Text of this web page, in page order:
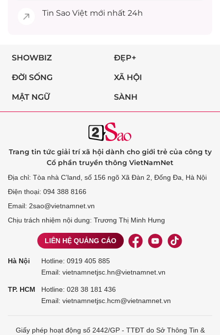
Tin Sao Việt mới nhất 24h
SHOWBIZ ĐẸP+
ĐỜI SỐNG XÃ HỘI
MẬT NGỮ SÀNH
Trang tin tức giải trí xã hội dành cho giới trẻ của công ty
Cổ phần truyền thông VietNamNet
Địa chỉ: Tòa nhà C’land, số 156 ngõ Xã Đàn 2, Đống Đa, Hà Nội
Điện thoại: 094 388 8166
Email: 2sao@vietnamnet.vn
Chịu trách nhiệm nội dung: Trương Thị Minh Hưng
LIÊN HỆ QUẢNG CÁO
Hà Nội Hotline: 0919 405 885
Email: vietnamnetjsc.hn@vietnamnet.vn
TP. HCM Hotline: 028 38 181 436
Email: vietnamnetjsc.hcm@vietnamnet.vn
Giấy phép hoạt động số 2442/GP - TTĐT do Sở Thông Tin &